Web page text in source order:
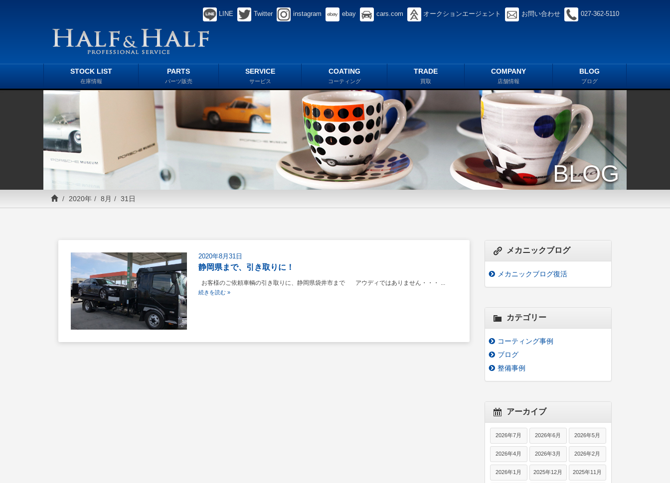
LINE Twitter instagram ebay cars.com オークションエージェント お問い合わせ 027-362-5110
STOCK LIST
在庫情報
PARTS
パーツ販売
SERVICE
サービス
COATING
コーティング
TRADE
買取
COMPANY
店舗情報
BLOG
ブログ
BLOG
2020年 8月 31日
2020年8月31日
静岡県まで、引き取りに！
お客様のご依頼車輌の引き取りに、静岡県袋井市まで アウディではありません・・・ ...
続きを読む »
メカニックブログ
メカニックブログ復活
カテゴリー
コーティング事例
ブログ
整備事例
アーカイブ
2026年7月 2026年6月 2026年5月
2026年4月 2026年3月 2026年2月
2026年1月 2025年12月 2025年11月